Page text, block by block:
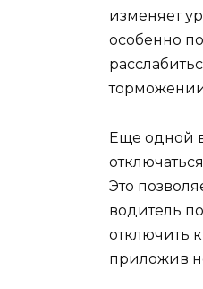
изменяет
особенно
Еще одной
Это
водитель
отключить
приложив